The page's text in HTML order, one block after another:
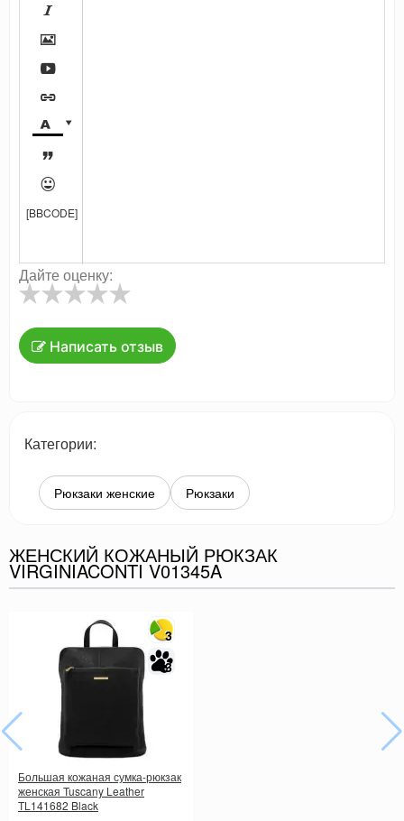








[BBCODE]
Дайте оценку:
Написать отзыв
Категории:
Рюкзаки женские Рюкзаки
ЖЕНСКИЙ КОЖАНЫЙ РЮКЗАК
VIRGINIACONTI V01345A
3
3
Большая кожаная сумка-рюкзак
женская Tuscany Leather
TL141682 Black